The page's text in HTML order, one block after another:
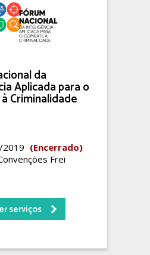
da
Aplicada para o
Criminalidade
2019 (Encerrado)
Frei
serviços